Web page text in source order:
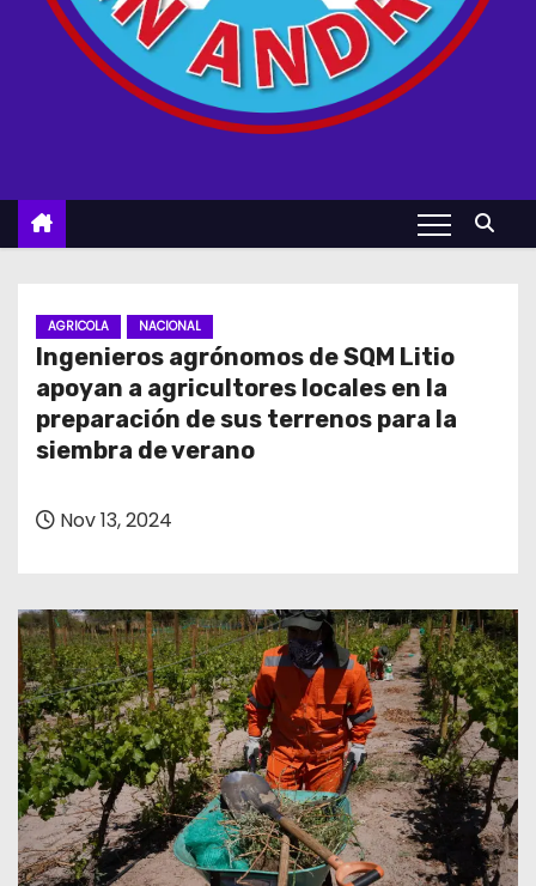
AGRICOLA NACIONAL
Ingenieros agrónomos de SQM Litio
apoyan a agricultores locales en la
preparación de sus terrenos para la
siembra de verano
Nov 13, 2024